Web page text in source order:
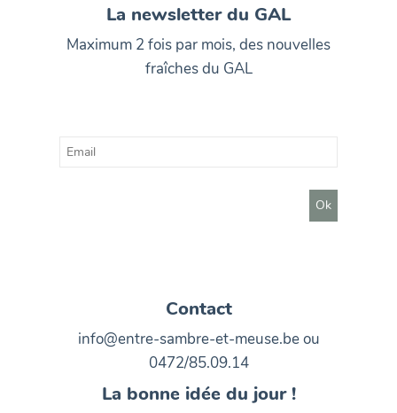
La newsletter du GAL
Maximum 2 fois par mois, des nouvelles
fraîches du GAL
Contact
info@entre-sambre-et-meuse.be ou
0472/85.09.14
La bonne idée du jour !